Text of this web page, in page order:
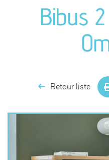
séjours
meubles de
Bibus
Retour liste